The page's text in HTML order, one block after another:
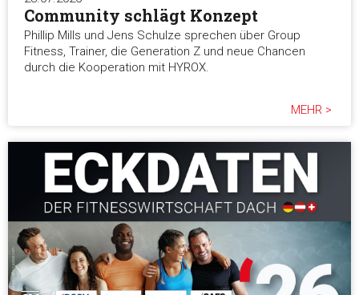
Community schlägt Konzept
Phillip Mills und Jens Schulze sprechen über Group
Fitness, Trainer, die Generation Z und neue Chancen
durch die Kooperation mit HYROX.
MEHR >